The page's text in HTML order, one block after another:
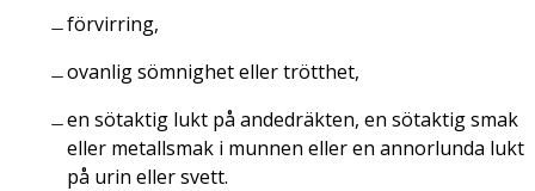
förvirring,
ovanlig sömnighet eller trötthet,
en sötaktig lukt på andedräkten, en sötaktig smak
eller metallsmak i munnen eller en annorlunda lukt
på urin eller svett.